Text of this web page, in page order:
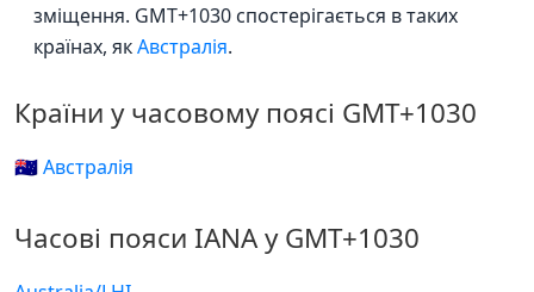
зміщення. GMT+1030 спостерігається в таких
країнах, якАвстралія.
Країни у часовому поясі GMT+1030
🇦🇺 Австралія
Часові пояси IANA у GMT+1030